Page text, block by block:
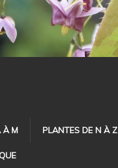
À M PLANTES DE N À Z